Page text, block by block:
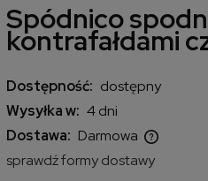
Spódnico
kontrafałdami
Dostępność: dostępny
Wysyłka w: 4 dni
Dostawa: Darmowa
Cena nie zawiera
sprawdź formy dostawy